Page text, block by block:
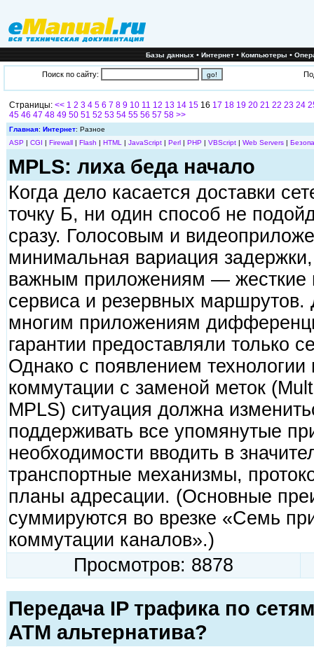
Базы данных•Интернет•Компьютеры•
Поиск по сайту:
Страницы: << 1 2 3 4 5 6 7 8 9 10 11 12 13 14 1516 17 18 19 20 21 22 23 24
45 46 47 48 49 50 51 52 53 54 55 56 57 58 >>
Главная: Интернет: Разное
ASP| CGI | Firewall| Flash | HTML | JavaScript| Perl| PHP| VBScript| Web Servers|
MPLS: лиха беда начало
Когда дело касается доставки
точку Б, ни один способ не
сразу. Голосовым и
минимальная вариация
важным приложениям — жесткие
сервиса и резервных
многим приложениям
гарантии предоставляли только
Однако с появлением технологии
коммутации с заменой меток
MPLS) ситуация должна
поддерживать все упомянутые
необходимости вводить в
транспортные механизмы,
планы адресации. (Основные
суммируются во врезке «Семь
коммутации каналов».)
Просмотров: 8878
Передача IP трафика по
ATM альтернатива?